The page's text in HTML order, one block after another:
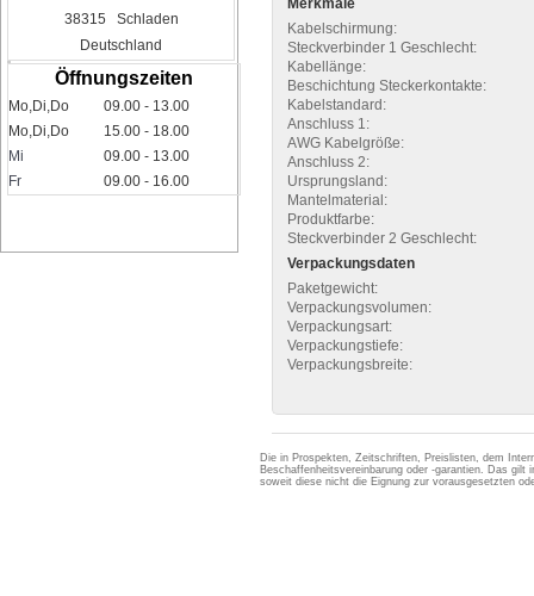
38315 Schladen
Deutschland
Öffnungszeiten
Mo,Di,Do
09.00 - 13.00
Mo,Di,Do
15.00 - 18.00
Mi
09.00 - 13.00
Fr
09.00 - 16.00
Merkmale
Kabelschirmung:
Steckverbinder 1 Geschlecht:
Kabellänge:
Beschichtung Steckerkontakte:
Kabelstandard:
Anschluss 1:
AWG Kabelgröße:
Anschluss 2:
Ursprungsland:
Mantelmaterial:
Produktfarbe:
Steckverbinder 2 Geschlecht:
Verpackungsdaten
Paketgewicht:
Verpackungsvolumen:
Verpackungsart:
Verpackungstiefe:
Verpackungsbreite:
Die in Prospekten, Zeitschriften, Preislisten, dem
Beschaffenheitsvereinbarung oder -garantien. Das
soweit diese nicht die Eignung zur vorausgesetzten